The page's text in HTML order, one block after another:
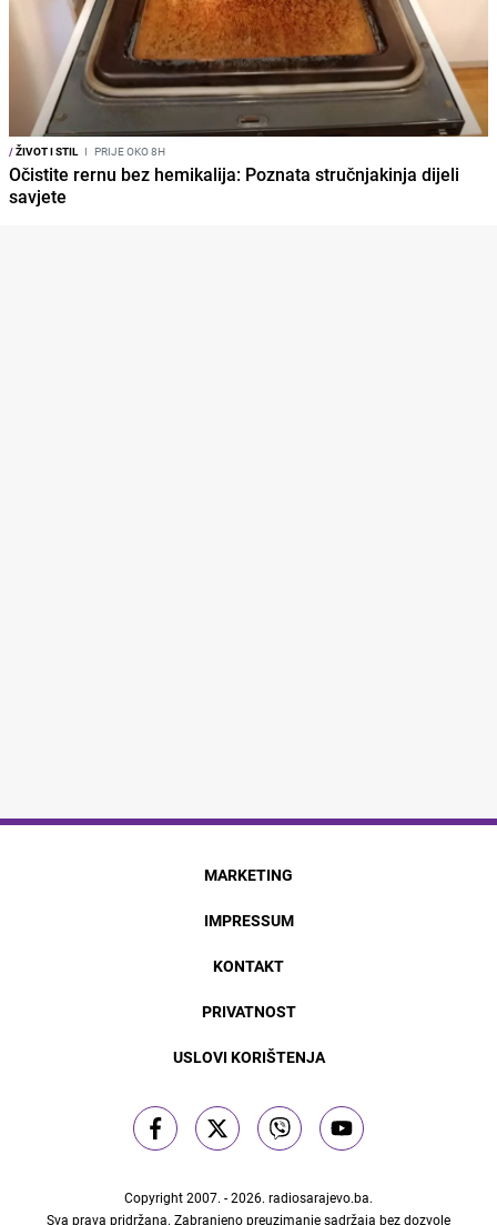
/ŽIVOT I STIL I PRIJE OKO 8H
Očistite rernu bez hemikalija: Poznata stručnjakinja dijeli
savjete
MARKETING
IMPRESSUM
KONTAKT
PRIVATNOST
USLOVI KORIŠTENJA
Copyright 2007. - 2026. radiosarajevo.ba.
Sva prava pridržana. Zabranjeno preuzimanje sadržaja bez dozvole